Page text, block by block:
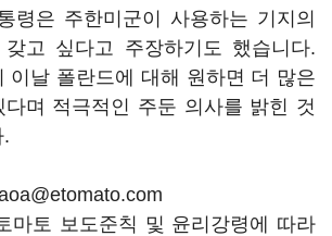
령은 주한미군이 사용하는 기지의
고 싶다고 주장하기도 했습니다.
이날 폴란드에 대해 원하면 더 많은
다며 적극적인 주둔 의사를 밝힌 것
마토 보도준칙 및 윤리강령에 따라